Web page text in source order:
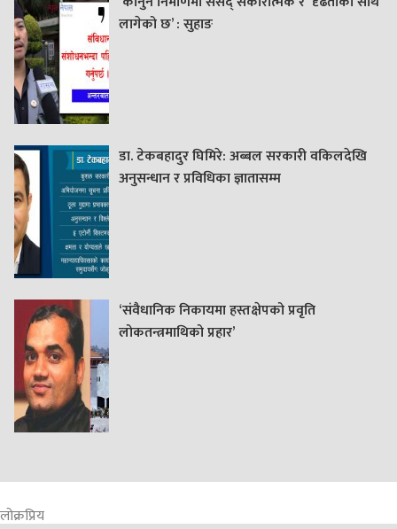
लागेको छ’ : सुहाङ
डा. टेकबहादुर घिमिरे: अब्बल सरकारी वकिलदेखि
अनुसन्धान र प्रविधिका ज्ञातासम्म
‘संवैधानिक निकायमा हस्तक्षेपको प्रवृति
लोकतन्त्रमाथिको प्रहार’
लोक्रप्रिय